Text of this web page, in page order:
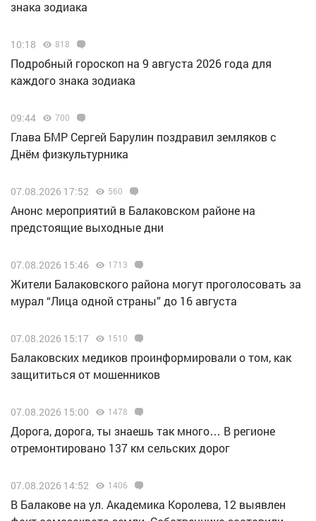
знака зодиака
10:18 818
Подробный гороскоп на 9 августа 2026 года для
каждого знака зодиака
09:44 700
Глава БМР Сергей Барулин поздравил земляков с
Днём физкультурника
07.08.2026 17:52 560
Анонс мероприятий в Балаковском районе на
предстоящие выходные дни
07.08.2026 15:46 1713
Жители Балаковского района могут проголосовать за
мурал “Лица одной страны” до 16 августа
07.08.2026 15:17 1510
Балаковских медиков проинформировали о том, как
защититься от мошенников
07.08.2026 15:00 1478
Дорога, дорога, ты знаешь так много… В регионе
отремонтировано 137 км сельских дорог
07.08.2026 14:52 1406
В Балакове на ул. Академика Королева, 12 выявлен